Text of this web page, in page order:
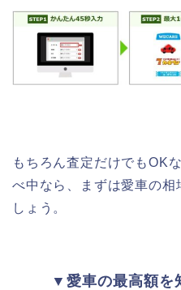
もちろん査定だけでもOK
べ中なら、まずは愛車の相
しょう。
▼愛車の最高額を